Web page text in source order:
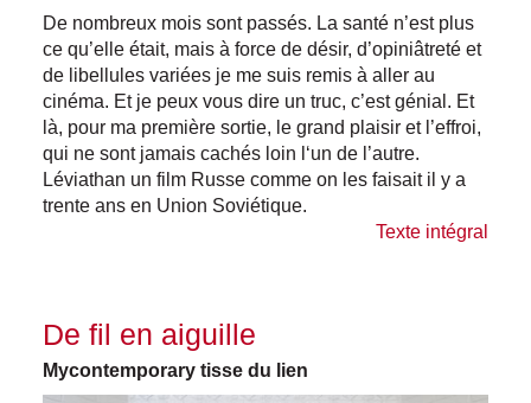
De nombreux mois sont passés. La santé n’est plus
ce qu’elle était, mais à force de désir, d’opiniâtreté et
de libellules variées je me suis remis à aller au
cinéma. Et je peux vous dire un truc, c’est génial. Et
là, pour ma première sortie, le grand plaisir et l’effroi,
qui ne sont jamais cachés loin l‘un de l’autre.
Léviathan un film Russe comme on les faisait il y a
trente ans en Union Soviétique.
Texte intégral
De fil en aiguille
Mycontemporary tisse du lien